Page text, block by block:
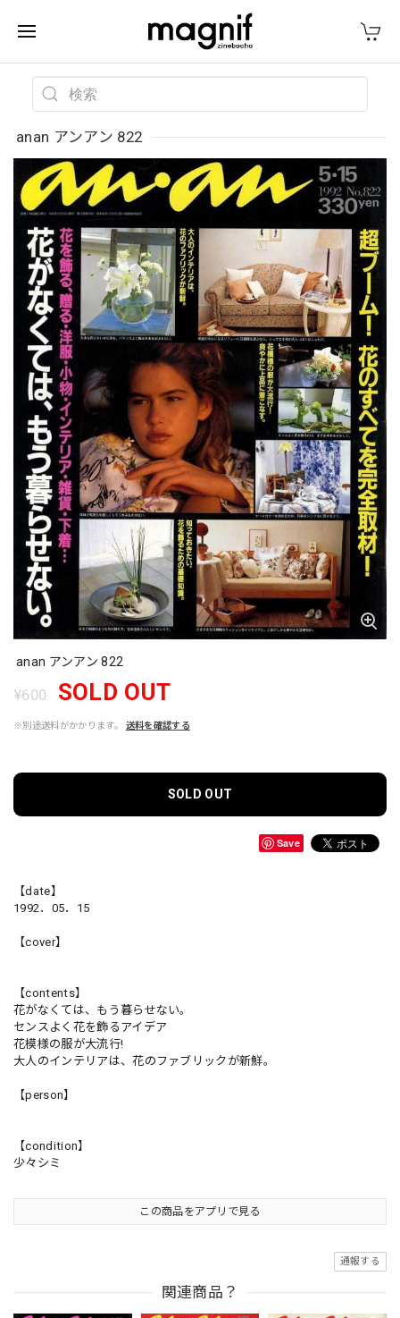
anan アンアン 822
anan アンアン 822
¥600 SOLD OUT
※別途送料がかかります。 送料を確認する
SOLD OUT
Save
【date】
1992．05．15
【cover】
【contents】
花がなくては、もう暮らせない。
センスよく花を飾るアイデア
花模様の服が大流行!
大人のインテリアは、花のファブリックが新鮮。
【person】
【condition】
少々シミ
この商品をアプリで見る
通報する
関連商品？